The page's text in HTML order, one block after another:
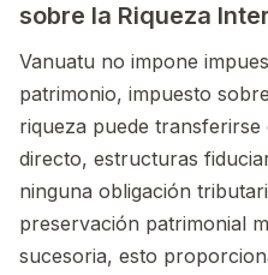
sobre la Riqueza
Vanuatu no impone
patrimonio, impuesto
riqueza puede
directo, estructuras
ninguna obligación
preservación patrimonial
sucesoria, esto